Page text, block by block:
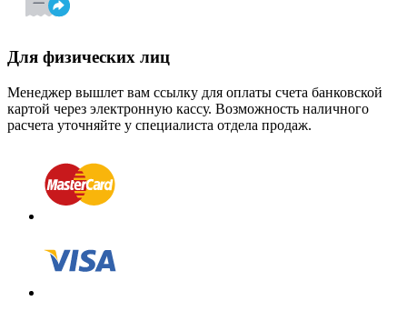
Для физических лиц
Менеджер вышлет вам ссылку для оплаты счета банковской
картой через электронную кассу. Возможность наличного
расчета уточняйте у специалиста отдела продаж.